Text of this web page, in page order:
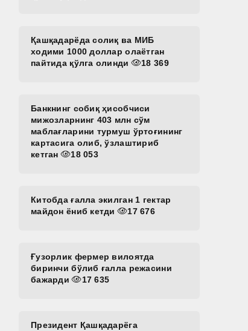
Қашқадарёда солиқ ва МИБ
ходими 1000 доллар олаётган
пайтида қўлга олинди
18 369
Банкнинг собиқ ҳисобчиси
мижозларнинг 403 млн сўм
маблағларини турмуш ўртоғининг
картасига олиб, ўзлаштириб
кетган
18 053
Китобда ғалла экилган 1 гектар
майдон ёниб кетди
17 676
Ғузорлик фермер вилоятда
биринчи бўлиб ғалла режасини
бажарди
17 635
Президент Қашқадарёга